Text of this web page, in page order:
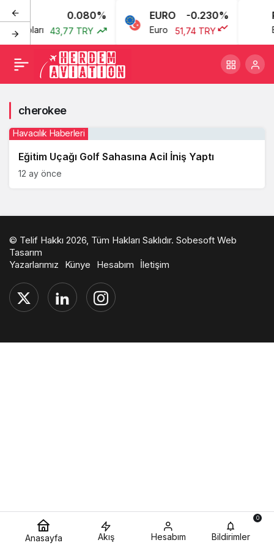
0.080%
Doları 43,77 TRY
EURO -0.230%
Euro 51,74 TRY
cherokee
Eğitim Uçağı Golf Sahasına Acil İniş Yaptı
Havacılık Haberleri
12 ay önce
© Telif Hakkı 2026, Tüm Hakları Saklıdır. Sobesoft Web
Tasarım
Yazarlarımız
Künye Hesabım İletişim
Anasayfa Akış Hesabım Bildirimler
0